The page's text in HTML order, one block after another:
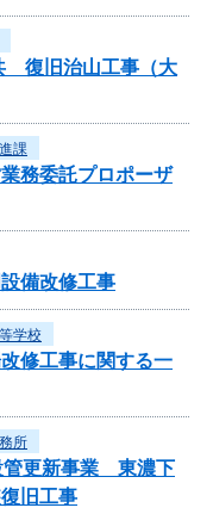
復旧治山工事（大
課
務委託プロポーザ
備改修工事
学校
修工事に関する一
所
管更新事業 東濃下
旧工事